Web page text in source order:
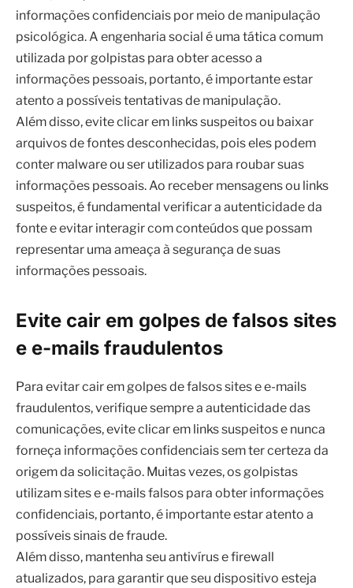
atento a possíveis tentativas de manipulação.
Além disso, evite clicar em links suspeitos ou baixar
arquivos de fontes desconhecidas, pois eles podem
conter malware ou ser utilizados para roubar suas
informações pessoais. Ao receber mensagens ou links
suspeitos, é fundamental verificar a autenticidade da
fonte e evitar interagir com conteúdos que possam
representar uma ameaça à segurança de suas
informações pessoais.
Evite cair em golpes de falsos sites
e e-mails fraudulentos
fraudulentos, verifique sempre a autenticidade das
comunicações, evite clicar em links suspeitos e nunca
forneça informações confidenciais sem ter certeza da
utilizam sites e e-mails falsos para obter informações
confidenciais, portanto, é importante estar atento a
possíveis sinais de fraude.
Além disso, mantenha seu antivírus e firewall
atualizados, para garantir que seu dispositivo esteja
protegido contra possíveis ameaças virtuais. Manter o
software de segurança atualizado é essencial para
proteger seu dispositivo contra malware e outras
ameaças virtuais.